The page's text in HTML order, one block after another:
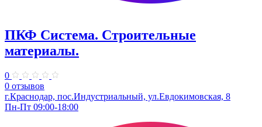
ПКФ Система. Строительные
материалы.
0
0 отзывов
г.Краснодар, пос.Индустриальный, ул.Евдокимовская, 8
Пн-Пт 09:00-18:00